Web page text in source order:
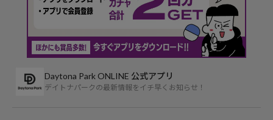
Daytona Park ONLINE 公式アプリ
デイトナパークの最新情報をイチ早くお知らせ！